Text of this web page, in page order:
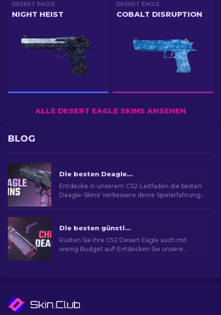
DESERT EAGLE
NIGHT HEIST
DESERT EAGLE
COBALT DISRUPTION
ALLE DESERT EAGLE SKINS ANSEHEN
BLOG
Die besten Deagle-Skins in CS2 [2026]
Entdecke in unserem CS2-Leitfaden die besten
Deagle-Skins! Verbessere deine Spielerfahrung,
Die besten günstigen Desert Eagle Skins im CS2
Rüsten Sie Ihre CS2 Desert Eagle auch mit
wenig Budget auf! Entdecken Sie unsere